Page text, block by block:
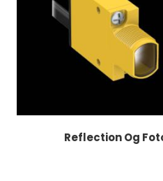
Reflection Og